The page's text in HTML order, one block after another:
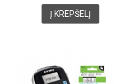
Į KREPŠELĮ